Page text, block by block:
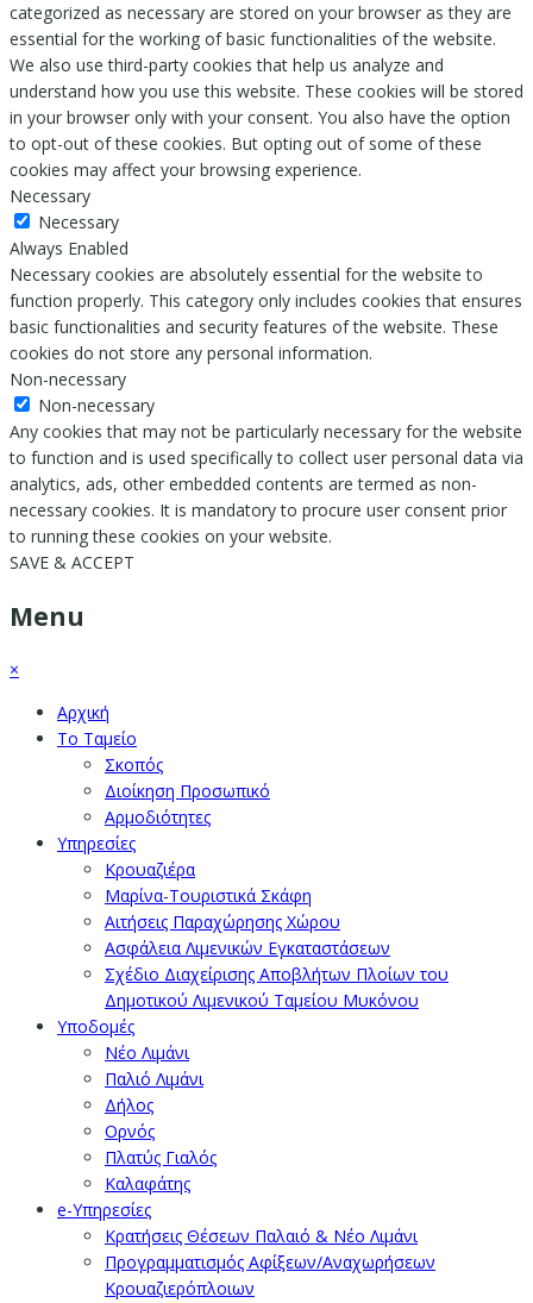
categorized as necessary are stored on your browser as they are
essential for the working of basic functionalities of the website.
We also use third-party cookies that help us analyze and
understand how you use this website. These cookies will be stored
in your browser only with your consent. You also have the option
to opt-out of these cookies. But opting out of some of these
cookies may affect your browsing experience.
Necessary
Necessary
Always Enabled
Necessary cookies are absolutely essential for the website to
function properly. This category only includes cookies that ensures
basic functionalities and security features of the website. These
cookies do not store any personal information.
Non-necessary
Non-necessary
Any cookies that may not be particularly necessary for the website
to function and is used specifically to collect user personal data via
analytics, ads, other embedded contents are termed as non-
necessary cookies. It is mandatory to procure user consent prior
to running these cookies on your website.
SAVE & ACCEPT
Menu
×
Αρχική
Το Ταμείο
Σκοπός
Διοίκηση Προσωπικό
Αρμοδιότητες
Υπηρεσίες
Κρουαζιέρα
Μαρίνα-Τουριστικά Σκάφη
Αιτήσεις Παραχώρησης Χώρου
Ασφάλεια Λιμενικών Εγκαταστάσεων
Σχέδιο Διαχείρισης Αποβλήτων Πλοίων του
Δημοτικού Λιμενικού Ταμείου Μυκόνου
Υποδομές
Νέο Λιμάνι
Παλιό Λιμάνι
Δήλος
Ορνός
Πλατύς Γιαλός
Καλαφάτης
e-Υπηρεσίες
Κρατήσεις Θέσεων Παλαιό & Νέο Λιμάνι
Προγραμματισμός Αφίξεων/Αναχωρήσεων
Κρουαζιερόπλοιων